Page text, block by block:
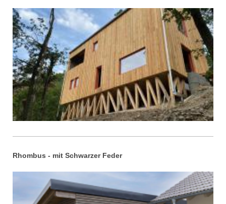
Rhombus - mit Schwarzer Feder